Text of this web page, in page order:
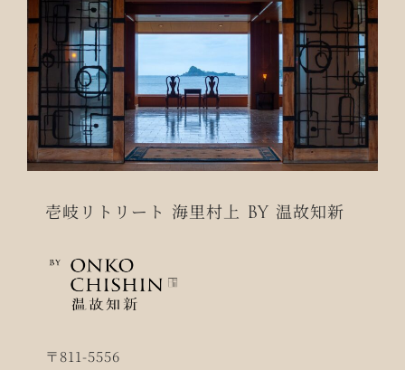
す
べ
ク
ラ
ウ
ド
壱岐リトリート 海里村上 BY 温故知新
〒811-5556